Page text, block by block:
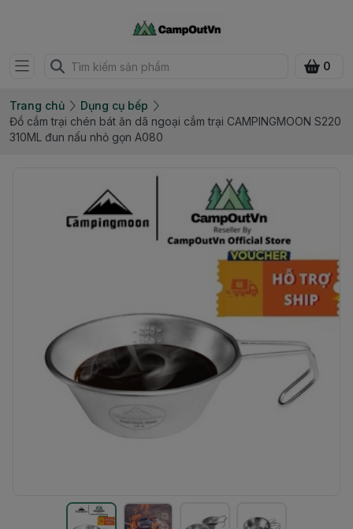
0
Trang chủ
Dụng cụ bếp
Đồ cắm trại chén bát ăn dã ngoại cắm trại CAMPINGMOON S220
310ML đun nấu nhỏ gọn A080